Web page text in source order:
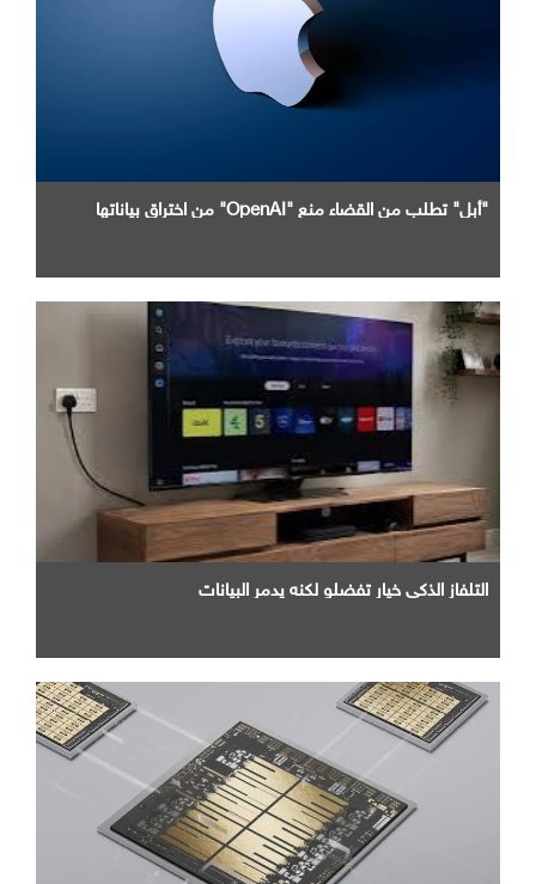
"أبل" تطلب من القضاء منع "OpenAI" من اختراق بياناتها
التلفاز الذكي خيار تفضلو لكنه يدمر البيانات